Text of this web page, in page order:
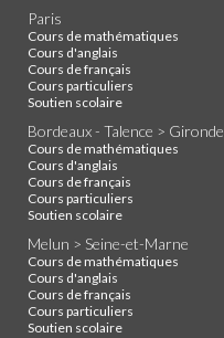
Paris
Cours de mathématiques
Cours d'anglais
Cours de français
Cours particuliers
Soutien scolaire
Bordeaux - Talence > Gironde
Cours de mathématiques
Cours d'anglais
Cours de français
Cours particuliers
Soutien scolaire
Melun > Seine-et-Marne
Cours de mathématiques
Cours d'anglais
Cours de français
Cours particuliers
Soutien scolaire